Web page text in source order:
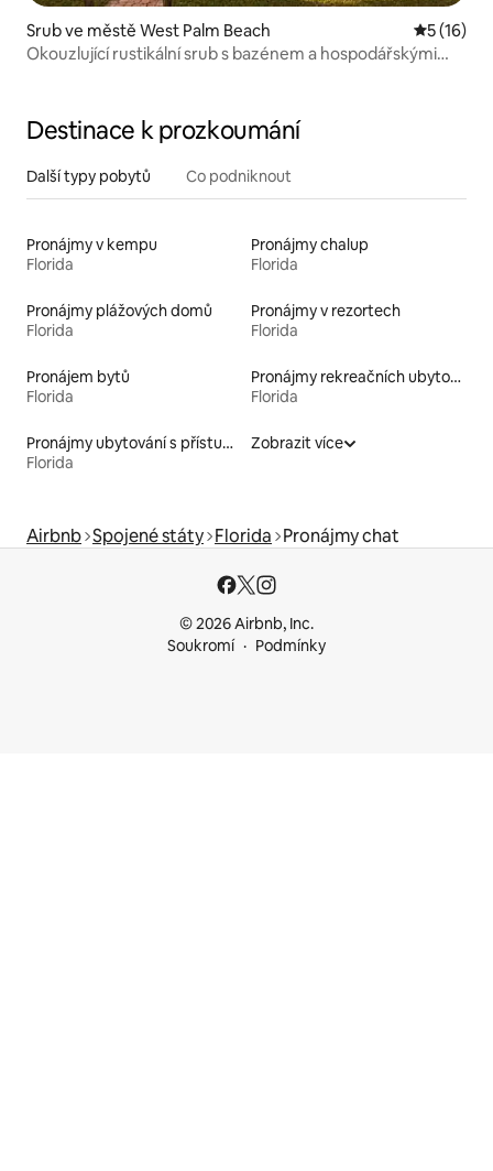
Srub ve městě West Palm Beach Průměrné
5 (16)
Okouzlující rustikální srub s bazénem a hospodářskými
Destinace k prozkoumání
Další typy pobytů Co podniknout
Pronájmy v kempu
Florida
Pronájmy chalup
Florida
Pronájmy plážových domů
Florida
Pronájmy v rezortech
Florida
Pronájem bytů
Florida
Pronájmy rekreačních ubytování
Florida
Pronájmy ubytování s přístupem na pláž
Florida
Zobrazit více
Airbnb Spojené státy Florida Pronájmy chat
© 2026 Airbnb, Inc.
Soukromí
Podmínky